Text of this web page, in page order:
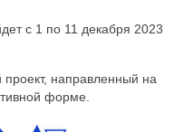
с 1 по 11 декабря 2023
направленный на
форме.